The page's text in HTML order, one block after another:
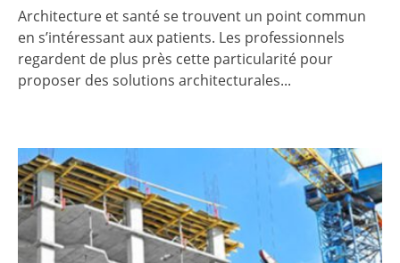
Architecture et santé se trouvent un point commun
en s’intéressant aux patients. Les professionnels
regardent de plus près cette particularité pour
proposer des solutions architecturales...